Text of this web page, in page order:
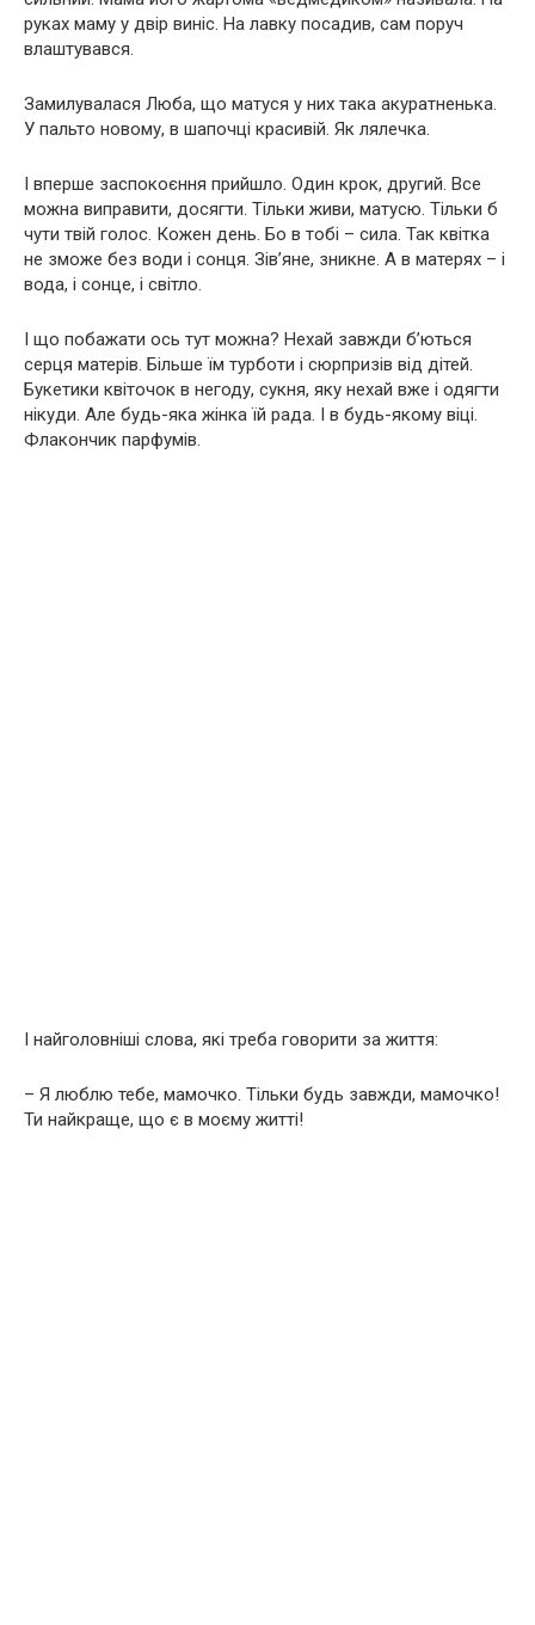
руках маму у двір виніс. На лавку посадив, сам поруч
влаштувався.
Замилувалася Люба, що матуся у них така акуратненька.
У пальто новому, в шапочці красивій. Як лялечка.
І вперше заспокоєння прийшло. Один крок, другий. Все
можна виправити, досягти. Тільки живи, матусю. Тільки б
чути твій голос. Кожен день. Бо в тобі – сила. Так квітка
не зможе без води і сонця. Зів’яне, зникне. А в матерях – і
вода, і сонце, і світло.
І що побажати ось тут можна? Нехай завжди б’ються
серця матерів. Більше їм турботи і сюрпризів від дітей.
Букетики квіточок в негоду, сукня, яку нехай вже і одягти
нікуди. Але будь-яка жінка їй рада. І в будь-якому віці.
Флакончик парфумів.
І найголовніші слова, які треба говорити за життя:
– Я люблю тебе, мамочко. Тільки будь завжди, мамочко!
Ти найкраще, що є в моєму житті!